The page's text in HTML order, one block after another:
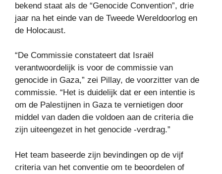
bekend staat als de “Genocide Convention”, drie
jaar na het einde van de Tweede Wereldoorlog en
de Holocaust.
“De Commissie constateert dat Israël
verantwoordelijk is voor de commissie van
genocide in Gaza,” zei Pillay, de voorzitter van de
commissie. “Het is duidelijk dat er een intentie is
om de Palestijnen in Gaza te vernietigen door
middel van daden die voldoen aan de criteria die
zijn uiteengezet in het genocide -verdrag.”
Het team baseerde zijn bevindingen op de vijf
criteria van het conventie om te beoordelen of